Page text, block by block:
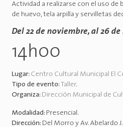
Actividad a realizarse con el uso de
de huevo, tela arpilla y servilletas
Del 22 de noviembre, al 26
14h00
Lugar: Centro Cultural Municipal El
Tipo de evento: Taller.
Organiza: Dirección Municipal de
Modalidad: Presencial.
Dirección: Del Morro y Av. Abelardo